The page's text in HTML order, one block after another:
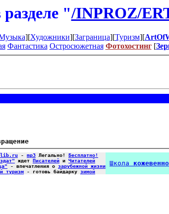
"/INPROZ/
][Художники][Заграница][Туризм][
Фантастика Остросюжетная Фотохостинг[
- mp3 Легально! Бесплатно!
ждет Писателей и Читателей
- впечатления о зарубежной жизни
туризм - готовь байдарку зимой
Школа